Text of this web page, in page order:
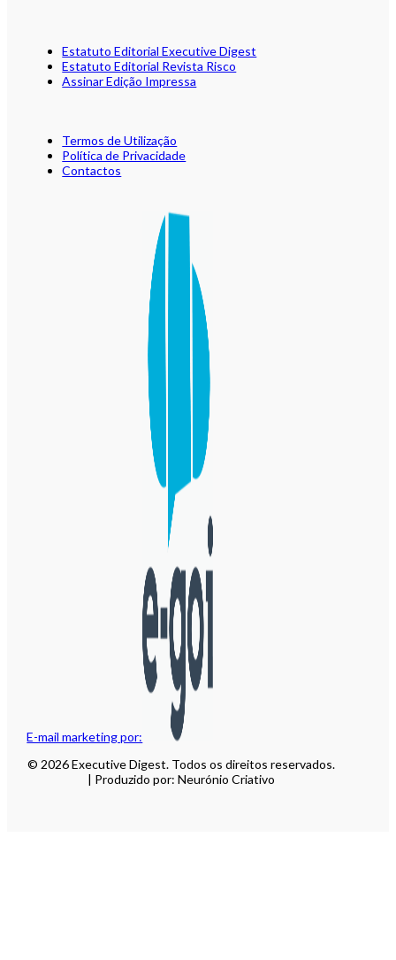
E-mail marketing por:
Estatuto Editorial Executive Digest
Estatuto Editorial Revista Risco
Assinar Edição Impressa
Termos de Utilização
Política de Privacidade
Contactos
© 2026 Executive Digest. Todos os direitos reservados.
| Produzido por: Neurónio Criativo